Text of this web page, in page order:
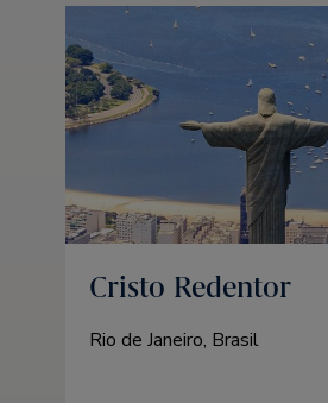
Cristo Redentor
Rio de Janeiro, Brasil